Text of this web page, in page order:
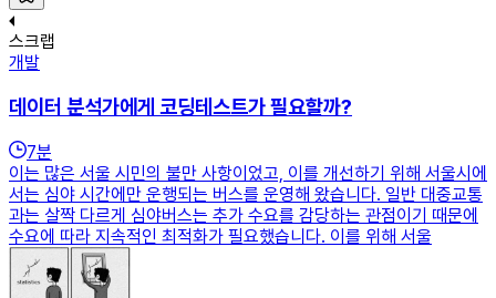
스크랩
개발
데이터 분석가에게 코딩테스트가 필요할까?
7분
이는 많은 서울 시민의 불만 사항이었고, 이를 개선하기 위해 서울시에
서는 심야 시간에만 운행되는 버스를 운영해 왔습니다. 일반 대중교통
과는 살짝 다르게 심야버스는 추가 수요를 감당하는 관점이기 때문에
수요에 따라 지속적인 최적화가 필요했습니다. 이를 위해 서울